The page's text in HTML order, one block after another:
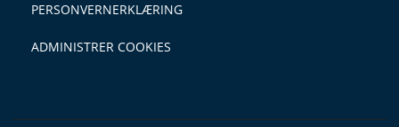
PERSONVERNERKLÆRING
ADMINISTRER COOKIES